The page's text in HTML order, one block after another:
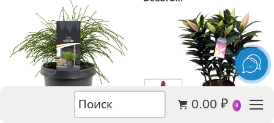
0.00 ₽ 0